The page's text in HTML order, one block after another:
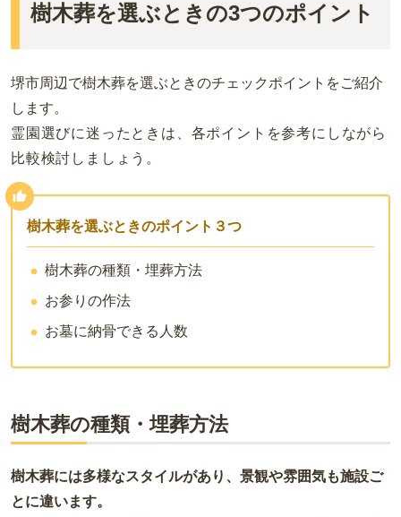
樹木葬を選ぶときの3つのポイント
堺市周辺で樹木葬を選ぶときのチェックポイントをご紹介
します。
霊園選びに迷ったときは、各ポイントを参考にしながら
比較検討しましょう。
樹木葬を選ぶときのポイント３つ
樹木葬の種類・埋葬方法
お参りの作法
お墓に納骨できる人数
樹木葬の種類・埋葬方法
樹木葬には多様なスタイルがあり、景観や雰囲気も施設ご
とに違います。